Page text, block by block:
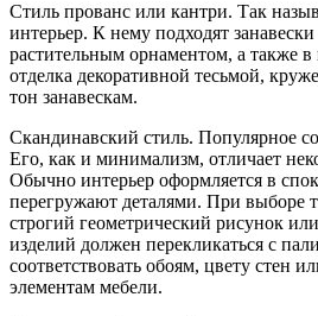
Стиль прованс или кантри. Так
интерьер. К нему подходят
растительным орнаментом, а также в
отделка декоративной тесьмой,
тон занавескам.
Скандинавский стиль. Популярное
Его, как и минимализм, отличает
Обычно интерьер оформляется в
перегружают деталями. При выборе
строгий геометрический рисунок
изделий должен перекликаться с
соответствовать обоям, цвету стен
элементам мебели.